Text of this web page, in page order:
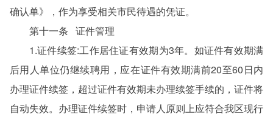
确认单》，作为享受相关市民待遇的凭证。
第十一条 证件管理
1.证件续签:工作居住证有效期为3年。如证件有效期满
后用人单位仍继续聘用，应在证件有效期满前20至60日内
办理证件续签，超过证件有效期未办理续签手续的，证件将
自动失效。办理证件续签时，申请人原则上应符合我区现行